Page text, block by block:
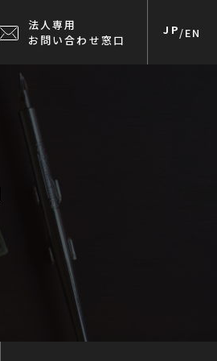
法人専用
お問い合わせ窓口
JP/EN